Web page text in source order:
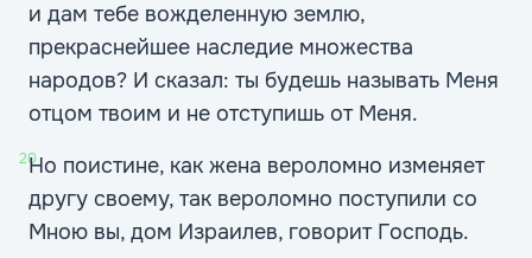
и дам тебе вожделенную землю,
прекраснейшее наследие множества
народов? И сказал: ты будешь называть Меня
отцом твоим и не отступишь от Меня.
20Но поистине, как жена вероломно изменяет
другу своему, так вероломно поступили со
Мною вы, дом Израилев, говорит Господь.